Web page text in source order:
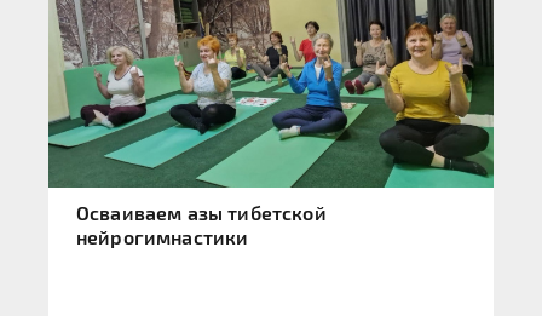
Осваиваем азы тибетской
нейрогимнастики